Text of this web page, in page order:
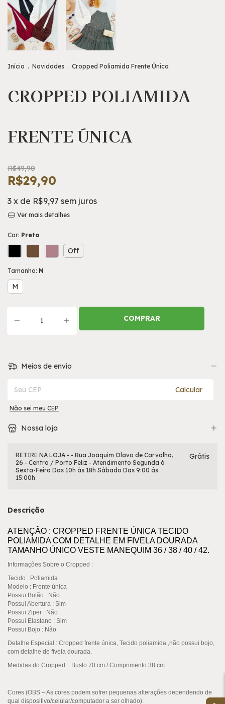
Início . Novidades . Cropped Poliamida Frente Única
CROPPED POLIAMIDA
FRENTE ÚNICA
R$49,90
R$29,90
3 x de R$9,97 sem juros
Ver mais detalhes
Cor: Preto
Off
Tamanho: M
M
Meios de envio
Calcular
Não sei meu CEP
Nossa loja
RETIRE NA LOJA - - Rua Joaquim Olavo de Carvalho,
26 - Centro / Porto Feliz - Atendimento Segunda á
Sexta-Feira Das 10h às 18h Sábado Das 9:00 ás
15:00h
Grátis
Descrição
ATENÇÃO : CROPPED FRENTE ÚNICA TECIDO
POLIAMIDA COM DETALHE EM FIVELA DOURADA
TAMANHO ÚNICO VESTE MANEQUIM 36 / 38 / 40 / 42.
Informações Sobre o Cropped :
Tecido : Poliamida
Modelo : Frente única
Possui Botão : Não
Possui Abertura : Sim
Possui Ziper : Não
Possui Elastano : Sim
Possui Bojo : Não
Detalhe Especial : Cropped frente única, Tecido poliamida ,não possui bojo,
com detalhe de fivela dourada.
Medidas do Cropped : Busto 70 cm / Comprimento 38 cm .
Cores (OBS – As cores podem sofrer pequenas alterações dependendo de
qual dispositivo/celular/computador a ser olhado):